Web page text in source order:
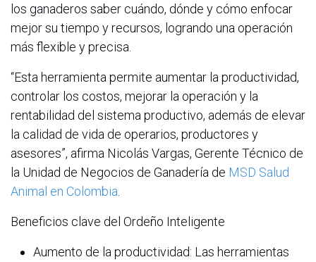
los ganaderos saber cuándo, dónde y cómo enfocar
mejor su tiempo y recursos, logrando una operación
más flexible y precisa.
“Esta herramienta permite aumentar la productividad,
controlar los costos, mejorar la operación y la
rentabilidad del sistema productivo, además de elevar
la calidad de vida de operarios, productores y
asesores”, afirma Nicolás Vargas, Gerente Técnico de
la Unidad de Negocios de Ganadería de MSD Salud
Animal en Colombia
Beneficios clave del Ordeño Inteligente
Aumento de la productividad: Las herramientas